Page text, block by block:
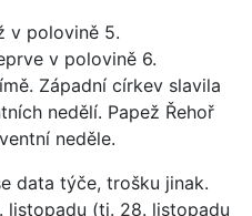
v polovině 5.
v polovině 6.
Západní církev slavila
nedělí. Papež Řehoř
neděle.
data týče, trošku jinak.
listopadu (tj. 28. listopadu